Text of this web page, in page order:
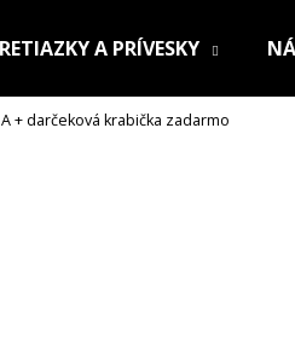
RETIAZKY A PRÍVESKY
+ darčeková krabička zadarmo
Čo potrebujete